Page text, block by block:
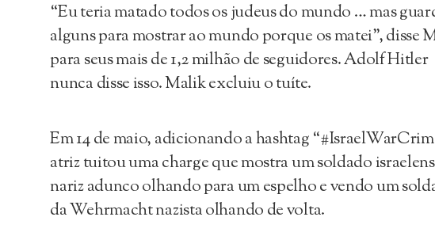
“Eu teria matado todos os judeus do mundo … mas
alguns para mostrar ao mundo porque os matei”, disse
para seus mais de 1,2 milhão de seguidores. Adolf Hitler
nunca disse isso. Malik excluiu o tuíte.
Em 14 de maio, adicionando a hashtag
atriz tuitou uma charge que mostra um soldado
nariz adunco olhando para um espelho e vendo um
da Wehrmacht nazista olhando de volta.